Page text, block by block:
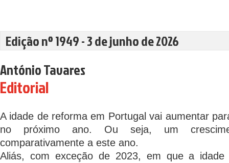
Edição nº 1949 - 3 de junho de 2026
António Tavares
Editorial
A idade de reforma em Portugal vai aumentar
no próximo ano. Ou seja, um
comparativamente a este ano.
Aliás, com exceção de 2023, em que a